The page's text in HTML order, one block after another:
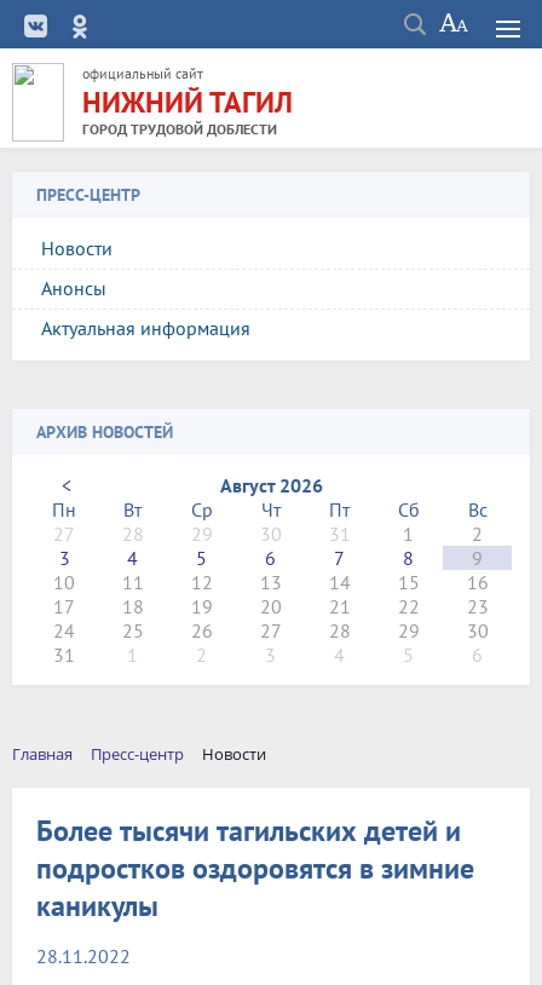
официальный сайт
НИЖНИЙ ТАГИЛ
ГОРОД ТРУДОВОЙ ДОБЛЕСТИ
ПРЕСС-ЦЕНТР
Новости
Анонсы
Актуальная информация
АРХИВ НОВОСТЕЙ
<
Август 2026
Пн
Вт Ср Чт Пт Сб
Вс
27
28 29 30 31 1
2
3
4 5 6 7 8
9
10
11 12 13 14 15
16
17
18 19 20 21 22
23
24
25 26 27 28 29
30
31
1 2 3 4 5 6
Главная Пресс-центр Новости
Более тысячи тагильских детей и
подростков оздоровятся в зимние
каникулы
28.11.2022